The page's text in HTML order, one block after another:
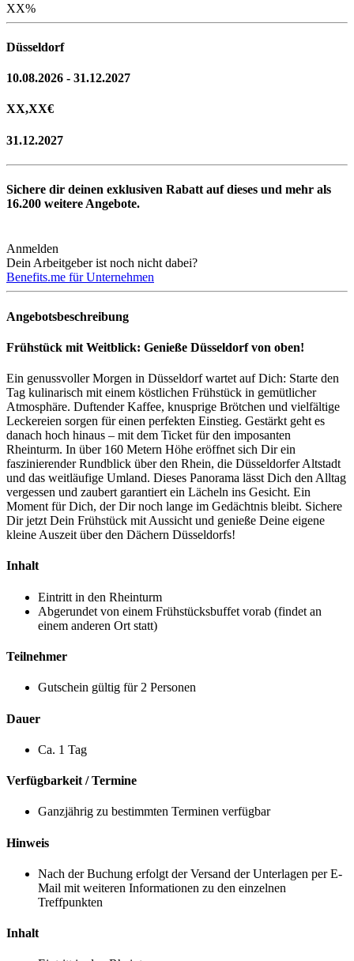
XX%
Düsseldorf
10.08.2026 - 31.12.2027
XX,XX€
31.12.2027
Sichere dir deinen exklusiven Rabatt auf dieses und mehr als
16.200 weitere Angebote.
Anmelden
Dein Arbeitgeber ist noch nicht dabei?
Benefits.me für Unternehmen
Angebotsbeschreibung
Frühstück mit Weitblick: Genieße Düsseldorf von oben!
Ein genussvoller Morgen in Düsseldorf wartet auf Dich: Starte den
Tag kulinarisch mit einem köstlichen Frühstück in gemütlicher
Atmosphäre. Duftender Kaffee, knusprige Brötchen und vielfältige
Leckereien sorgen für einen perfekten Einstieg. Gestärkt geht es
danach hoch hinaus – mit dem Ticket für den imposanten
Rheinturm. In über 160 Metern Höhe eröffnet sich Dir ein
faszinierender Rundblick über den Rhein, die Düsseldorfer Altstadt
und das weitläufige Umland. Dieses Panorama lässt Dich den Alltag
vergessen und zaubert garantiert ein Lächeln ins Gesicht. Ein
Moment für Dich, der Dir noch lange im Gedächtnis bleibt. Sichere
Dir jetzt Dein Frühstück mit Aussicht und genieße Deine eigene
kleine Auszeit über den Dächern Düsseldorfs!
Inhalt
Eintritt in den Rheinturm
Abgerundet von einem Frühstücksbuffet vorab (findet an
einem anderen Ort statt)
Teilnehmer
Gutschein gültig für 2 Personen
Dauer
Ca. 1 Tag
Verfügbarkeit / Termine
Ganzjährig zu bestimmten Terminen verfügbar
Hinweis
Nach der Buchung erfolgt der Versand der Unterlagen per E-
Mail mit weiteren Informationen zu den einzelnen
Treffpunkten
Inhalt